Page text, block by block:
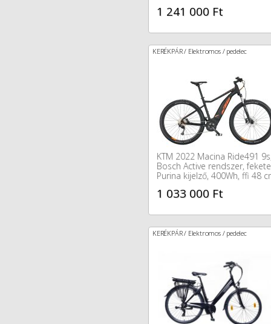
1 241 000 Ft
KERÉKPÁR / Elektromos / pedelec
KTM 2022 Macina Ride491
Bosch Active rendszer,
Purina kijelző, 400Wh, ffi 48
1 033 000 Ft
KERÉKPÁR / Elektromos / pedelec